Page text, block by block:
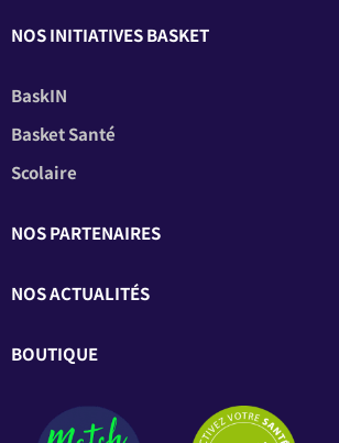
NOS INITIATIVES BASKET
BaskIN
Basket Santé
Scolaire
NOS PARTENAIRES
NOS ACTUALITÉS
BOUTIQUE